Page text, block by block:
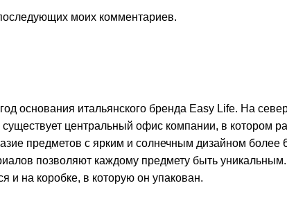
моих комментариев.
основания итальянского бренда Easy Life. На
центральный офис компании, в котором
предметов с ярким и солнечным дизайном более
позволяют каждому предмету быть
и на коробке, в которую он упакован.